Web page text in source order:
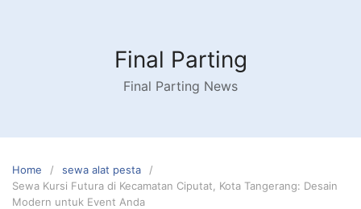
Final Parting
Final Parting News
Home
sewa alat pesta
Sewa Kursi Futura di Kecamatan Ciputat, Kota Tangerang: Desain
Modern untuk Event Anda